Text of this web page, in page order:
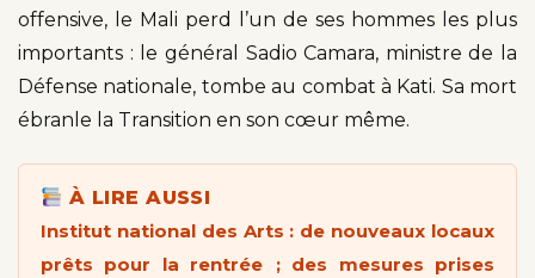
offensive, le Mali perd l’un de ses hommes les plus
importants : le général Sadio Camara, ministre de la
Défense nationale, tombe au combat à Kati. Sa mort
ébranle la Transition en son cœur même.
À LIRE AUSSI
Institut national des Arts : de nouveaux locaux
prêts pour la rentrée ; des mesures prises